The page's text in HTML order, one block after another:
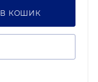
В КОШИК